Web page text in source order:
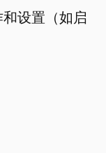
设置（如启